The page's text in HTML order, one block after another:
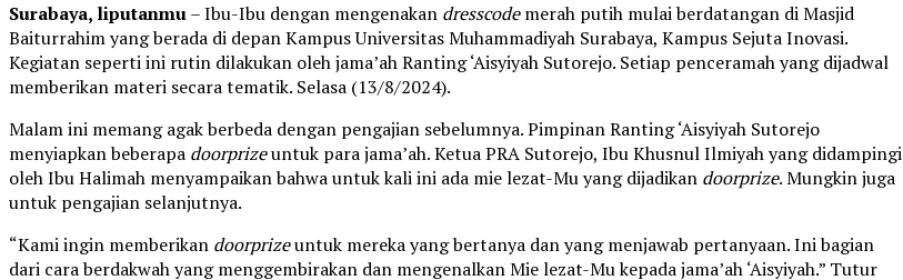
Surabaya, liputanmu– Ibu-Ibu dengan mengenakan dresscodemerah putih mulai berdatangan di Masjid
Baiturrahim yang berada di depan Kampus Universitas Muhammadiyah Surabaya, Kampus Sejuta Inovasi.
Kegiatan seperti ini rutin dilakukan oleh jama’ah Ranting ‘Aisyiyah Sutorejo. Setiap penceramah yang dijadwal
memberikan materi secara tematik. Selasa (13/8/2024).
Malam ini memang agak berbeda dengan pengajian sebelumnya. Pimpinan Ranting ‘Aisyiyah Sutorejo
menyiapkan beberapa doorprizeuntuk para jama’ah. Ketua PRA Sutorejo, Ibu Khusnul Ilmiyah yang didampingi
oleh Ibu Halimah menyampaikan bahwa untuk kali ini ada mie lezat-Mu yang dijadikan doorprize. Mungkin juga
untuk pengajian selanjutnya.
“Kami ingin memberikan doorprizeuntuk mereka yang bertanya dan yang menjawab pertanyaan. Ini bagian
dari cara berdakwah yang menggembirakan dan mengenalkan Mie lezat-Mu kepada jama’ah ‘Aisyiyah.” Tutur